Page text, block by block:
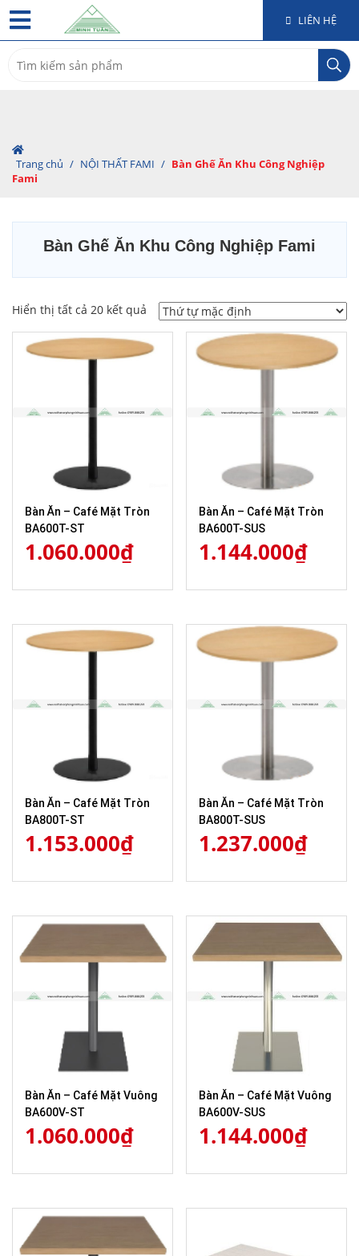
LIÊN HỆ
for:
Trang chủ / NỘI THẤT FAMI / Bàn Ghế Ăn Khu Công Nghiệp
Fami
Bàn Ghế Ăn Khu Công Nghiệp Fami
Hiển thị tất cả 20 kết quả
Bàn Ăn – Café Mặt Tròn
BA600T-ST
1.060.000₫
Bàn Ăn – Café Mặt Tròn
BA600T-SUS
1.144.000₫
Bàn Ăn – Café Mặt Tròn
BA800T-ST
1.153.000₫
Bàn Ăn – Café Mặt Tròn
BA800T-SUS
1.237.000₫
Bàn Ăn – Café Mặt Vuông
BA600V-ST
1.060.000₫
Bàn Ăn – Café Mặt Vuông
BA600V-SUS
1.144.000₫